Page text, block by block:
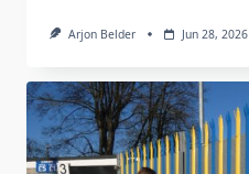
Arjon Belder Jun 28, 2026